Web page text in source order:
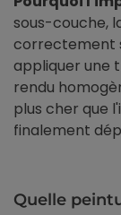
sous-couche,
correctement
appliquer une
rendu
plus cher que
finalement
Quelle